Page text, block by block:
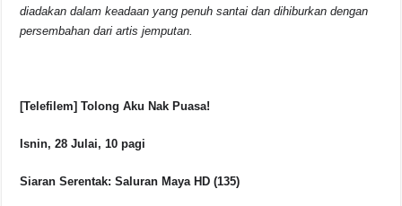
diadakan dalam keadaan yang penuh santai dan dihiburkan dengan
persembahan dari artis jemputan.
[Telefilem] Tolong Aku Nak Puasa!
Isnin, 28 Julai, 10 pagi
Siaran Serentak: Saluran Maya HD (135)